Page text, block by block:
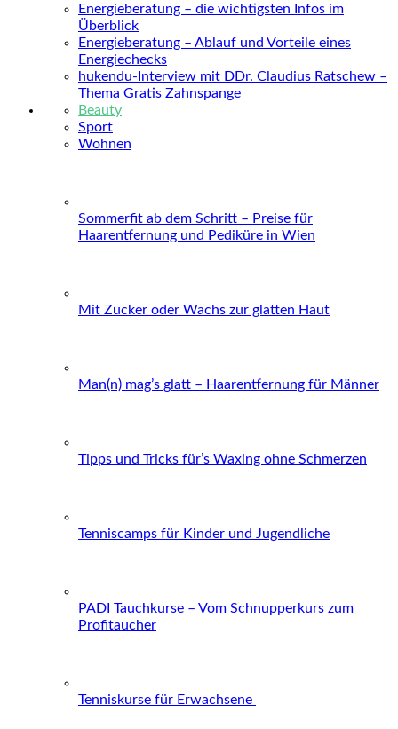
Energieberatung – die wichtigsten Infos im
Überblick
Energieberatung – Ablauf und Vorteile eines
Energiechecks
hukendu-Interview mit DDr. Claudius Ratschew –
Thema Gratis Zahnspange
Beauty
Sport
Wohnen
Sommerfit ab dem Schritt – Preise für
Haarentfernung und Pediküre in Wien
Mit Zucker oder Wachs zur glatten Haut
Man(n) mag’s glatt – Haarentfernung für Männer
Tipps und Tricks für’s Waxing ohne Schmerzen
Tenniscamps für Kinder und Jugendliche
PADI Tauchkurse – Vom Schnupperkurs zum
Profitaucher
Tenniskurse für Erwachsene